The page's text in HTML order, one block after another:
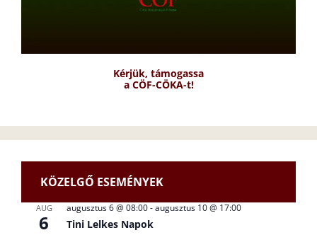
Kérjük, támogassa
a CÖF-CÖKA-t!
KÖZELGŐ ESEMÉNYEK
AUG
6
augusztus 6 @ 08:00-augusztus 10 @ 17:00
Tini Lelkes Napok